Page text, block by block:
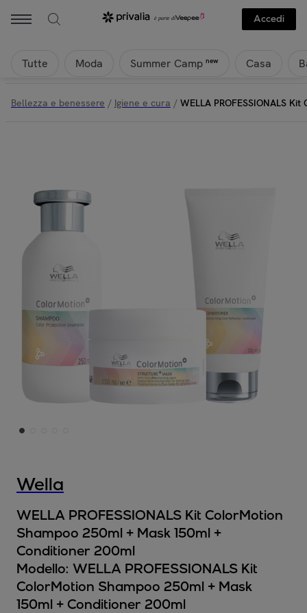
Accedi
Tutte Moda Summer Camp new Casa
Bellezza e benessere / Igiene e cura / WELLA PROFESSIONALS
Wella
WELLA PROFESSIONALS Kit ColorMotion
Shampoo 250ml + Mask 150ml +
Conditioner 200ml
Modello: WELLA PROFESSIONALS Kit
ColorMotion Shampoo 250ml + Mask
150ml + Conditioner 200ml